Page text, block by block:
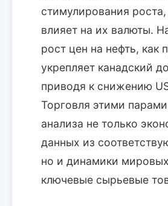
стимулирования
влияет на их валюты.
рост цен на нефть, как
укрепляет канадский
приводя к снижению
Торговля этими
анализа не только
данных из
но и динамики
ключевые сырьевые